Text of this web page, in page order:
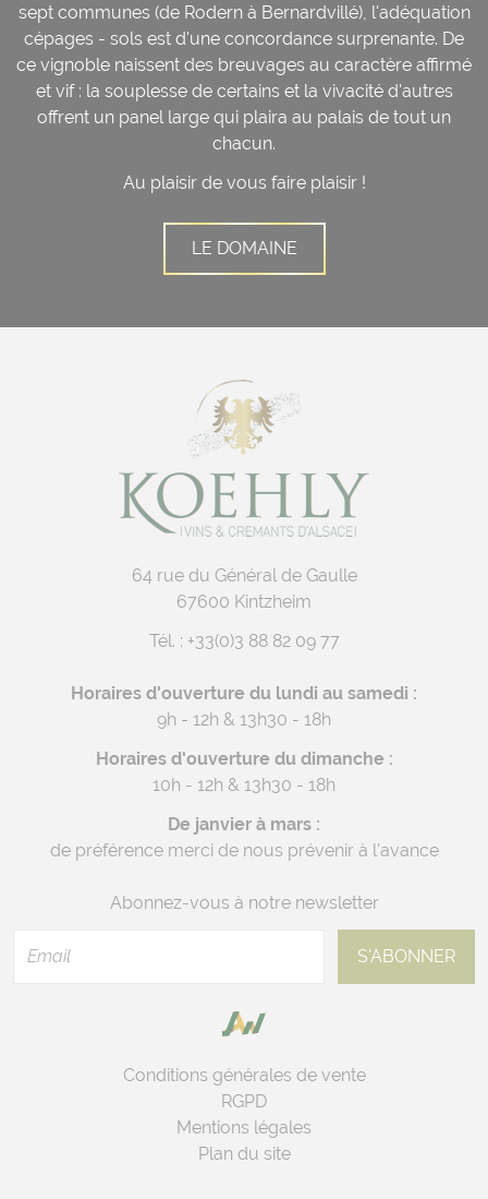
sept communes (de Rodern à Bernardvillé), l'adéquation
cépages - sols est d'une concordance surprenante. De
ce vignoble naissent des breuvages au caractère affirmé
et vif : la souplesse de certains et la vivacité d'autres
offrent un panel large qui plaira au palais de tout un
chacun.
Au plaisir de vous faire plaisir !
LE DOMAINE
64 rue du Général de Gaulle
67600 Kintzheim
Tél. : +33(0)3 88 82 09 77
Horaires d'ouverture du lundi au samedi :
9h - 12h & 13h30 - 18h
Horaires d'ouverture du dimanche :
10h - 12h & 13h30 - 18h
De janvier à mars :
de préférence merci de nous prévenir à l'avance
Abonnez-vous à notre newsletter
Conditions générales de vente
RGPD
Mentions légales
Plan du site